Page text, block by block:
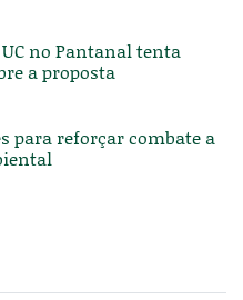
no Pantanal tenta
a proposta
para reforçar combate a